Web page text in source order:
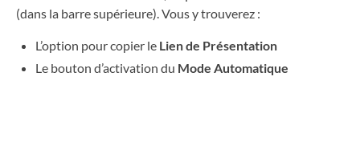
(dans la barre supérieure). Vous y trouverez :
L’option pour copier le Lien de Présentation
Le bouton d’activation du Mode Automatique